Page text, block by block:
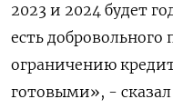
2023 и 2024 будет
есть
ограничению
готовыми», -